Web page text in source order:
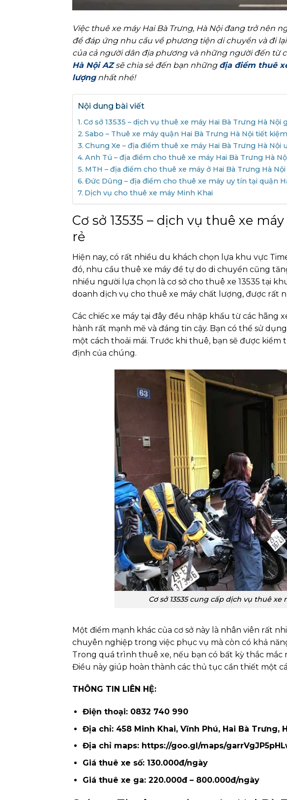
Việc thuê xe máy Hai Bà Trưng, Hà Nội đang trở nên
để đáp ứng nhu cầu về phương tiện di chuyển và đi
của cả người dân địa phương và những người đến từ
Hà Nội AZ sẽ chia sẻ đến bạn những địa điểm thuê
lượng nhất nhé!
Nội dung bài viết
Cơ sở 13535 – dịch vụ thuê xe máy Hai Bà Trưng Hà Nội
Sabo – Thuê xe máy quận Hai Bà Trưng Hà Nội tiết kiệm
Chung Xe – địa điểm thuê xe máy Hai Bà Trưng Hà Nội
Anh Tú – địa điểm cho thuê xe máy Hai Bà Trưng Hà
MTH – địa điểm cho thuê xe máy ở Hai Bà Trưng Hà
Đức Dũng – địa điểm cho thuê xe máy uy tín tại quận
Dịch vụ cho thuê xe máy Minh Khai
Cơ sở 13535 – dịch vụ thuê xe
rẻ
Hiện nay, có rất nhiều du khách chọn lựa khu vực
đó, nhu cầu thuê xe máy để tự do di chuyển cũng
nhiều người lựa chọn là cơ sở cho thuê xe 13535 tại
doanh dịch vụ cho thuê xe máy chất lượng, được rất
Các chiếc xe máy tại đây đều nhập khẩu từ các hãng
hành rất mạnh mẽ và đáng tin cậy. Bạn có thể sử
một cách thoải mái. Trước khi thuê, bạn sẽ được kiểm
định của chúng.
Cơ sở 13535 cung cấp dịch vụ thuê xe
Một điểm mạnh khác của cơ sở này là nhân viên rất
chuyên nghiệp trong việc phục vụ mà còn có khả
Trong quá trình thuê xe, nếu bạn có bất kỳ thắc mắc
Điều này giúp hoàn thành các thủ tục cần thiết một
THÔNG TIN LIÊN HỆ:
Điện thoại: 0832 740 990
Địa chỉ: 458 Minh Khai, Vĩnh Phú, Hai Bà Trưng,
Địa chỉ maps: https://goo.gl/maps/
Giá thuê xe số: 130.000đ/ngày
Giá thuê xe ga: 220.000đ – 800.000đ/ngày